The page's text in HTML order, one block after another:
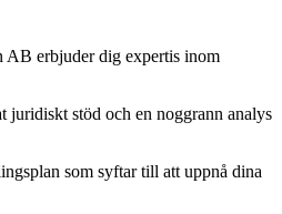
AB erbjuder dig expertis inom
juridiskt stöd och en noggrann analys
som syftar till att uppnå dina